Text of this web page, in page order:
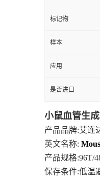
标记物
样本
应用
是否进口
小鼠血管生
产品品牌:艾连
英文名称:
产品规格:96T/
保存条件:低温